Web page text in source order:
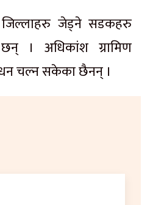
जिल्लाहरु जेड्ने सडकहरु
। अधिकांश ग्रामिण
चल्न सकेका छैनन् ।